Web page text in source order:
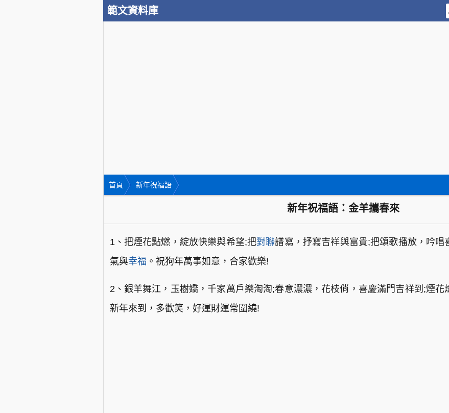
範文資料庫
首頁 新年祝福語
新年祝福語：金羊攜春來
1、把煙花點燃，綻放快樂與希望;把對聯譜寫，抒寫吉祥與富貴;把頌歌播放，吟
氣與幸福 。祝狗年萬事如意，合家歡樂!
2、銀羊舞江，玉樹嬌，千家萬戶樂淘淘;春意濃濃，花枝俏，喜慶滿門吉祥到;煙
新年來到，多歡笑，好運財運常圍繞!